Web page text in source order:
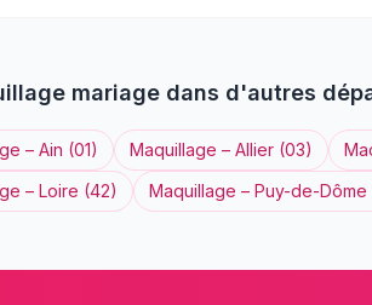
mariage dans d'autres
– Ain (01) Maquillage – Allier (03)
– Loire (42) Maquillage – Puy-de-Dôme